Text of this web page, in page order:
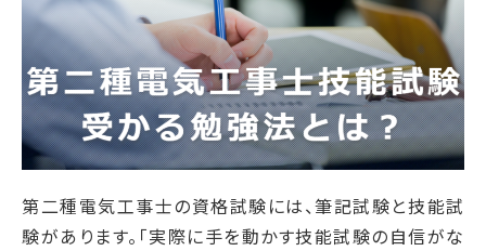
第二種電気工事士の資格試験には、筆記試験と技能試
験があります。「実際に手を動かす技能試験の自信がな